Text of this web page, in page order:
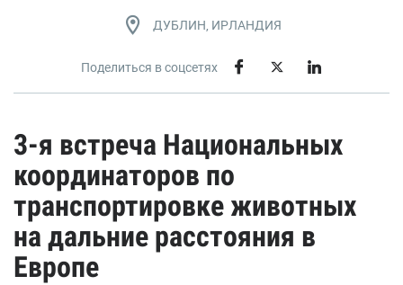
ДУБЛИН, ИРЛАНДИЯ
Поделиться в соцсетях
3-я встреча Национальных
координаторов по
транспортировке животных
на дальние расстояния в
Европе